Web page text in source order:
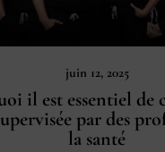
juin 12, 2025
il est essentiel de
par des
la santé